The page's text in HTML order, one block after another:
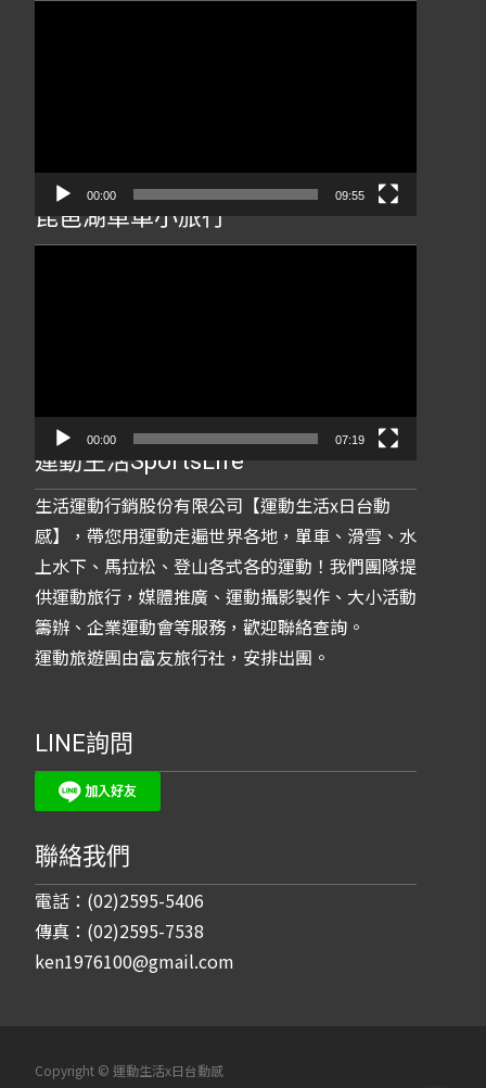
00:00 09:55
琵琶湖單車小旅行
00:00 07:19
運動生活SportsLife
生活運動行銷股份有限公司【運動生活x日台動
感】，帶您用運動走遍世界各地，單車、滑雪、水
上水下、馬拉松、登山各式各的運動！我們團隊提
供運動旅行，媒體推廣、運動攝影製作、大小活動
籌辦、企業運動會等服務，歡迎聯絡查詢。
運動旅遊團由富友旅行社，安排出團。
LINE詢問
聯絡我們
電話：(02)2595-5406
傳真：(02)2595-7538
ken1976100@gmail.com
Copyright © 運動生活x日台動感